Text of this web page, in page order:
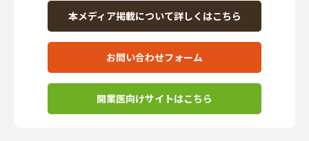
本メディア掲載について詳しくはこちら
お問い合わせフォーム
開業医向けサイトはこちら